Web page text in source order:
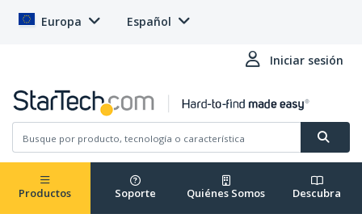
Europa Español
Iniciar sesión
Productos Soporte Quiénes Somos Descubra